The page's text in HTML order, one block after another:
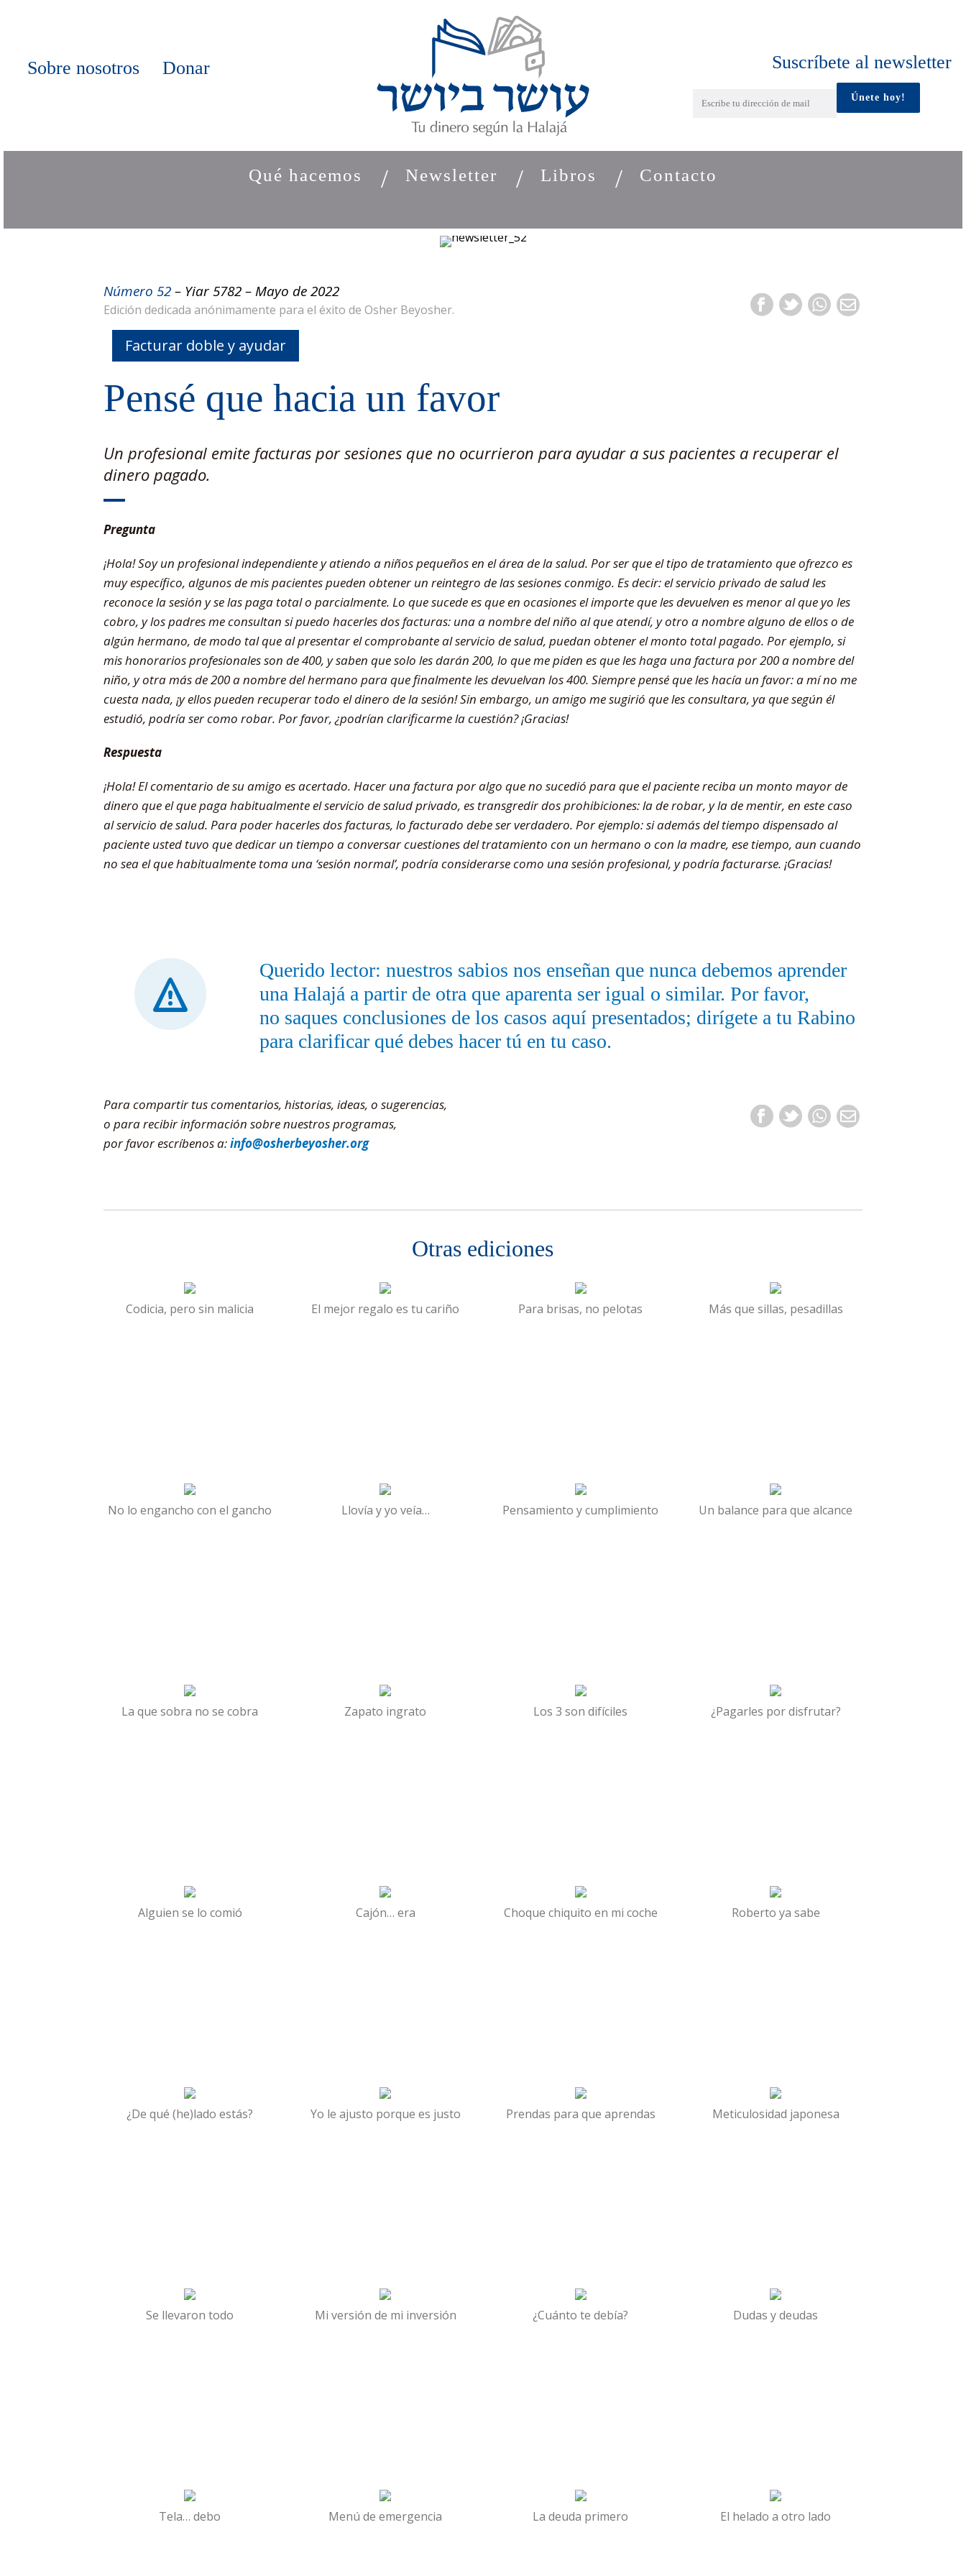
Sobre nosotros Donar Suscríbete al newsletter
Qué hacemos Newsletter Libros Contacto
Número 52– Yiar 5782 – Mayo de 2022
Edición dedicada anónimamente para el éxito de Osher Beyosher.
Facturar doble y ayudar
Pensé que hacia un favor
Un profesional emite facturas por sesiones que no ocurrieron para ayudar a sus pacientes a recuperar el
dinero pagado.
Pregunta
¡Hola! Soy un profesional independiente y atiendo a niños pequeños en el área de la salud. Por ser que el tipo de tratamiento que ofrezco es
muy específico, algunos de mis pacientes pueden obtener un reintegro de las sesiones conmigo. Es decir: el servicio privado de salud les
reconoce la sesión y se las paga total o parcialmente. Lo que sucede es que en ocasiones el importe que les devuelven es menor al que yo les
cobro, y los padres me consultan si puedo hacerles dos facturas: una a nombre del niño al que atendí, y otro a nombre alguno de ellos o de
algún hermano, de modo tal que al presentar el comprobante al servicio de salud, puedan obtener el monto total pagado. Por ejemplo, si
mis honorarios profesionales son de 400, y saben que solo les darán 200, lo que me piden es que les haga una factura por 200 a nombre del
niño, y otra más de 200 a nombre del hermano para que finalmente les devuelvan los 400. Siempre pensé que les hacía un favor: a mí no me
cuesta nada, ¡y ellos pueden recuperar todo el dinero de la sesión! Sin embargo, un amigo me sugirió que les consultara, ya que según él
estudió, podría ser como robar. Por favor, ¿podrían clarificarme la cuestión? ¡Gracias!
Respuesta
¡Hola! El comentario de su amigo es acertado. Hacer una factura por algo que no sucedió para que el paciente reciba un monto mayor de
dinero que el que paga habitualmente el servicio de salud privado, es transgredir dos prohibiciones: la de robar, y la de mentir, en este caso
al servicio de salud. Para poder hacerles dos facturas, lo facturado debe ser verdadero. Por ejemplo: si además del tiempo dispensado al
paciente usted tuvo que dedicar un tiempo a conversar cuestiones del tratamiento con un hermano o con la madre, ese tiempo, aun cuando
no sea el que habitualmente toma una ‘sesión normal’, podría considerarse como una sesión profesional, y podría facturarse. ¡Gracias!
Querido lector: nuestros sabios nos enseñan que nunca debemos aprender
una Halajá a partir de otra que aparenta ser igual o similar. Por favor,
no saques conclusiones de los casos aquí presentados; dirígete a tu Rabino
para clarificar qué debes hacer tú en tu caso.
Para compartir tus comentarios, historias, ideas, o sugerencias,
o para recibir información sobre nuestros programas,
por favor escríbenos a:info@osherbeyosher.org
Otras ediciones
Codicia, pero sin malicia El mejor regalo es tu cariño Para brisas, no pelotas Más que sillas, pesadillas
No lo engancho con el gancho Llovía y yo veía… Pensamiento y cumplimiento Un balance para que alcance
La que sobra no se cobra Zapato ingrato Los 3 son difíciles ¿Pagarles por disfrutar?
Alguien se lo comió Cajón… era Choque chiquito en mi coche Roberto ya sabe
¿De qué (he)lado estás? Yo le ajusto porque es justo Prendas para que aprendas Meticulosidad japonesa
Se llevaron todo Mi versión de mi inversión ¿Cuánto te debía? Dudas y deudas
Tela… debo Menú de emergencia La deuda primero El helado a otro lado